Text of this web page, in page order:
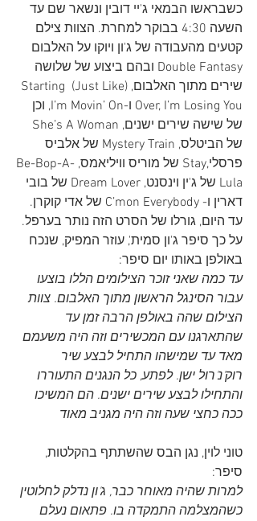
כשבראשו הבמאי ג'יי דובין ונשאר שם עד
השעה 4:30 בבוקר למחרת. הצוות צילם
קטעים מהעבודה של ג'ון ויוקו על האלבום
Double Fantasy ובהם ביצוע של שלושה
שירים מתוך האלבום, (Just Like) Starting
Over, I’m Losing You ו-I’m Movin’ On, וכן
של הביטלס, Mystery Train של אלביס
פרסלי,Stay של מוריס וויליאמס, Be-Bop-A-
Lula של ג'ין וינסנט, Dream Lover של בובי
דארין ו- C’mon Everybody של אדי קוקרן.
עד היום, גורלו של הסרט הזה נותר בערפל.
על כך סיפר ג'ון סמית', עוזר המפיק, שנכח
באולפן באותו יום סיפר:
עד כמה שאני זוכר הצילומים הללו בוצעו
עבור הסינגל הראשון מתוך האלבום. צוות
הצילום שהה באולפן הרבה זמן עד
שהתארגנו עם המכשירים וזה היה משעמם
מאד עד שמישהו התחיל לבצע שיר
רוק'נ'רול ישן. לפתע, כל הנגנים התעוררו
והתחילו לבצע שירים ישנים. הם המשיכו
ככה כחצי שעה וזה היה מגניב מאוד
טוני לוין, נגן הבס שהשתתף בהקלטות,
סיפר:
למרות שהיה מאוחר כבר, ג'ון נדלק לחלוטין
כשהמצלמה התמקדה בו. פתאום נעלם